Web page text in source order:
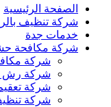
الصفحة الرئيسية
شركة تنظيف
خدمات جدة
شركة مكافحة
شركة
شركة رش
شركة
شركة